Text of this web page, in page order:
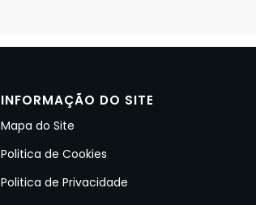
INFORMAÇÃO DO SITE
Mapa do Site
Politica de Cookies
Politica de Privacidade